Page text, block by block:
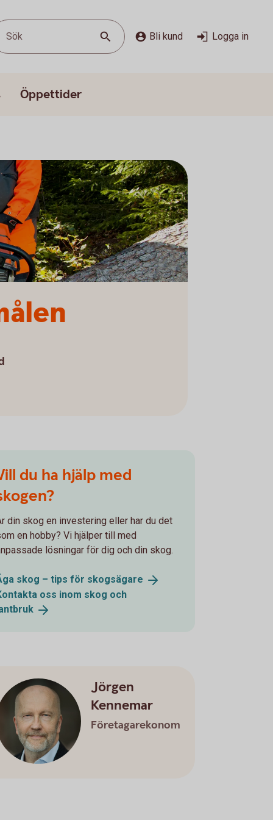
Sök Bli kund Logga in
Öppettider
du ha hjälp med
din skog en investering eller har du det
en hobby? Vi hjälper till med
lösningar för dig och din skog.
skog – tips för skogsägare
oss inom skog och
Jörgen
Kennemar
Företagarekonom